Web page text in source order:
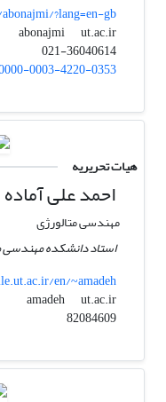
?lang=en-gb
abonajmi
ut.ac.ir
021-36040614
0003-4220-0353
هیات تحریریه
احمد علی آماده
مهندسی متالورژی
استاد دانشکده مهندسی
en/~amadeh
amadeh
ut.ac.ir
82084609